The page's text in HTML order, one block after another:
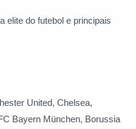
elite do futebol e principais
United, Chelsea,
Bayern München, Borussia